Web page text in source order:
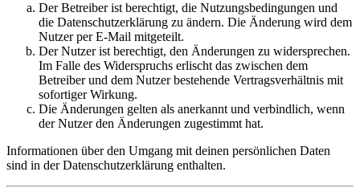
Der Betreiber ist berechtigt, die Nutzungsbedingungen und
die Datenschutzerklärung zu ändern. Die Änderung wird dem
Nutzer per E-Mail mitgeteilt.
Der Nutzer ist berechtigt, den Änderungen zu widersprechen.
Im Falle des Widerspruchs erlischt das zwischen dem
Betreiber und dem Nutzer bestehende Vertragsverhältnis mit
sofortiger Wirkung.
Die Änderungen gelten als anerkannt und verbindlich, wenn
der Nutzer den Änderungen zugestimmt hat.
Informationen über den Umgang mit deinen persönlichen Daten
sind in der Datenschutzerklärung enthalten.